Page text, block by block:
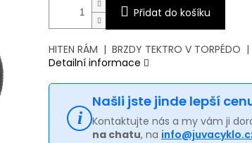
Přidat do košíku
HITEN RÁM | BRZDY TEKTRO V TORPÉDO |
Detailní informace
Našli jste jinde lepší
Kontaktujte nás a my vám ji
na chatu, na